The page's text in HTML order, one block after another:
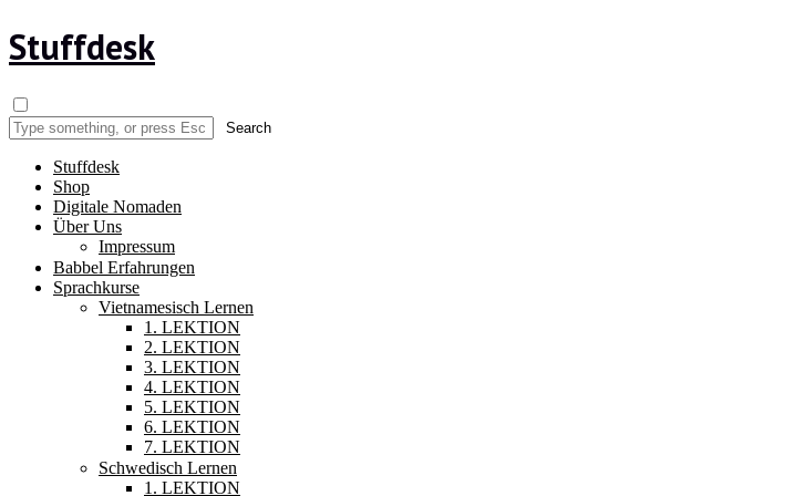
Stuffdesk
Stuffdesk
Shop
Digitale Nomaden
Über Uns
Impressum
Babbel Erfahrungen
Sprachkurse
Vietnamesisch Lernen
1. LEKTION
2. LEKTION
3. LEKTION
4. LEKTION
5. LEKTION
6. LEKTION
7. LEKTION
Schwedisch Lernen
1. LEKTION